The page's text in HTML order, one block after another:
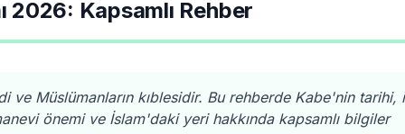
2026: Kapsamlı Rehber
ve Müslümanların kıblesidir. Bu rehberde Kabe'nin tarihi,
önemi ve İslam'daki yeri hakkında kapsamlı bilgiler